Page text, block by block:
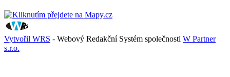
Vytvořil WRS - Webový Redakční Systém společnosti W Partner
s.r.o.